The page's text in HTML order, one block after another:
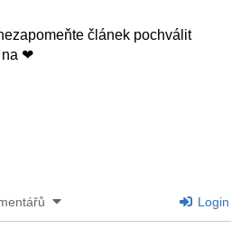
článek pochválit
na ❤
Login